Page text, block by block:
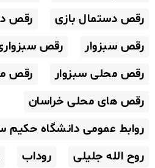
رقص دستمال بازی
رقص
رقص سبزوار
رقص
رقص محلی سبزوار
رقص
رقص های محلی خراسان
روابط عمومی دانشگاه حکیم
روح الله جلیلی
روداب